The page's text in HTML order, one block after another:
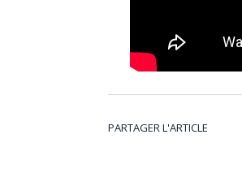
PARTAGER L'ARTICLE